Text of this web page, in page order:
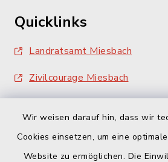
Wir weisen darauf hin, dass wir
Cookies einsetzen, um eine
Website zu ermöglichen. Die
Quicklinks
Landratsamt Miesbach
Zivilcourage Miesbach